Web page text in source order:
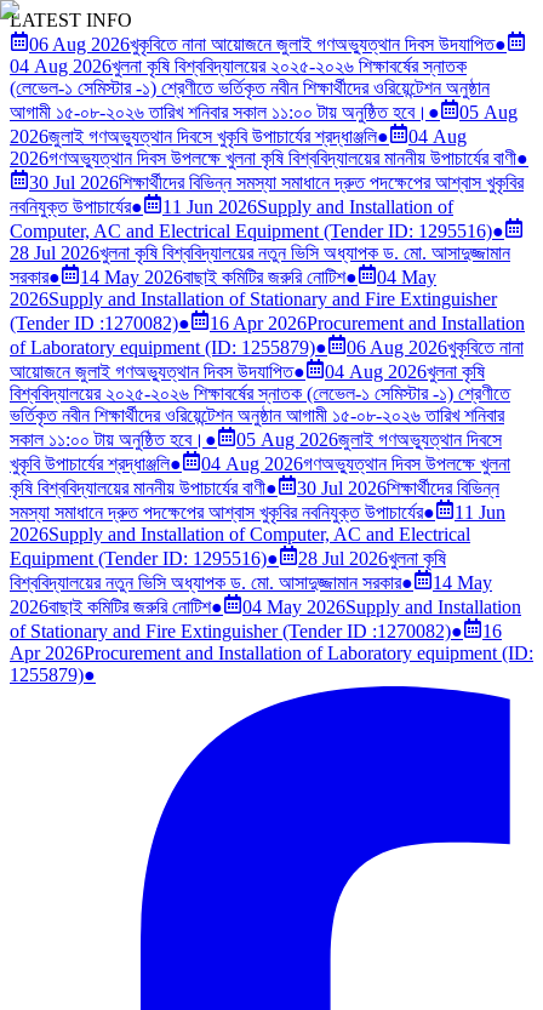
LATEST INFO
06 Aug 2026খুকৃবিতে নানা আয়োজনে জুলাই গণঅভ্যুত্থান দিবস উদযাপিত●
04 Aug 2026খুলনা কৃষি বিশ্ববিদ্যালয়ের ২০২৫-২০২৬ শিক্ষাবর্ষের স্নাতক
(লেভেল-১ সেমিস্টার -১) শ্রেণীতে ভর্তিকৃত নবীন শিক্ষার্থীদের ওরিয়েন্টেশন অনুষ্ঠান
আগামী ১৫-০৮-২০২৬ তারিখ শনিবার সকাল ১১:০০ টায় অনুষ্ঠিত হবে। ●
05 Aug
2026জুলাই গণঅভ্যুত্থান দিবসে খুকৃবি উপাচার্যের শ্রদ্ধাঞ্জলি●
04 Aug
2026গণঅভ্যুত্থান দিবস উপলক্ষে খুলনা কৃষি বিশ্ববিদ্যালয়ের মাননীয় উপাচার্যের বাণী●
30 Jul 2026শিক্ষার্থীদের বিভিন্ন সমস্যা সমাধানে দ্রুত পদক্ষেপের আশ্বাস খুকৃবির
নবনিযুক্ত উপাচার্যের● 11 Jun 2026Supply and Installation of
Computer, AC and Electrical Equipment (Tender ID: 1295516)●
28 Jul 2026খুলনা কৃষি বিশ্ববিদ্যালয়ের নতুন ভিসি অধ্যাপক ড. মো. আসাদুজ্জামান
সরকার● 14 May 2026বাছাই কমিটির জরুরি নোটিশ●
04 May
2026Supply and Installation of Stationary and Fire Extinguisher
(Tender ID :1270082)● 16 Apr 2026Procurement and Installation
of Laboratory equipment (ID: 1255879)● 06 Aug 2026খুকৃবিতে নানা
আয়োজনে জুলাই গণঅভ্যুত্থান দিবস উদযাপিত● 04 Aug 2026খুলনা কৃষি
বিশ্ববিদ্যালয়ের ২০২৫-২০২৬ শিক্ষাবর্ষের স্নাতক (লেভেল-১ সেমিস্টার -১) শ্রেণীতে
ভর্তিকৃত নবীন শিক্ষার্থীদের ওরিয়েন্টেশন অনুষ্ঠান আগামী ১৫-০৮-২০২৬ তারিখ শনিবার
সকাল ১১:০০ টায় অনুষ্ঠিত হবে। ● 05 Aug 2026জুলাই গণঅভ্যুত্থান দিবসে
খুকৃবি উপাচার্যের শ্রদ্ধাঞ্জলি● 04 Aug 2026গণঅভ্যুত্থান দিবস উপলক্ষে খুলনা
কৃষি বিশ্ববিদ্যালয়ের মাননীয় উপাচার্যের বাণী● 30 Jul 2026শিক্ষার্থীদের বিভিন্ন
সমস্যা সমাধানে দ্রুত পদক্ষেপের আশ্বাস খুকৃবির নবনিযুক্ত উপাচার্যের●
11 Jun
2026Supply and Installation of Computer, AC and Electrical
Equipment (Tender ID: 1295516)● 28 Jul 2026খুলনা কৃষি
বিশ্ববিদ্যালয়ের নতুন ভিসি অধ্যাপক ড. মো. আসাদুজ্জামান সরকার●
14 May
2026বাছাই কমিটির জরুরি নোটিশ● 04 May 2026Supply and Installation
of Stationary and Fire Extinguisher (Tender ID :1270082)●
16
Apr 2026Procurement and Installation of Laboratory equipment (ID:
1255879)●